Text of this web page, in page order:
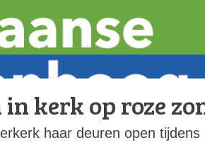
kerk op roze
haar deuren open